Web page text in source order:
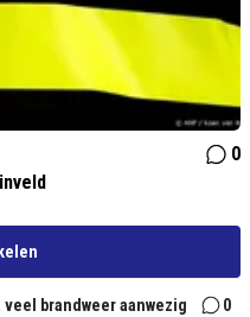
0
brandweer aanwezig 0